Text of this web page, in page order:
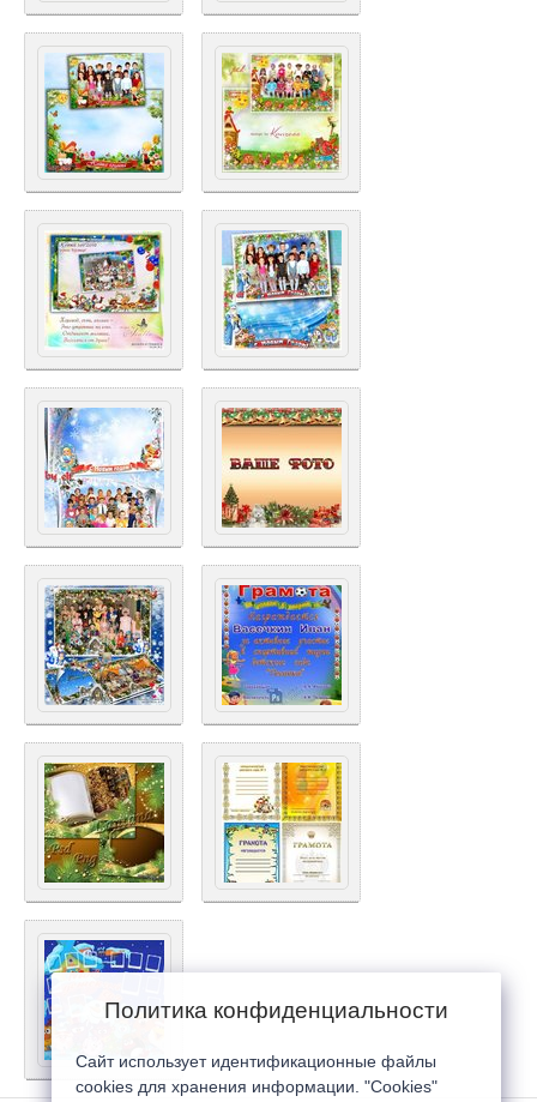
Политика конфиденциальности
Сайт использует идентификационные файлы
cookies для хранения информации. "Cookies"